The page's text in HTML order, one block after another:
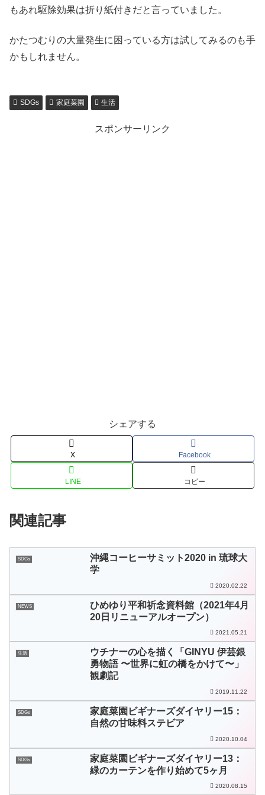
もあれ駆除効果は折り紙付きだと言っていました。
かたつむりの大量発生に困っている方は試してみるのも手
かもしれません。
SDGs 家庭菜園 生活
スポンサーリンク
シェアする
X Facebook
LINE コピー
関連記事
SDGs
沖縄コーヒーサミット2020 in 琉球大
学
2020.02.22
NEWS
ひめゆり平和祈念資料館（2021年4月
20日リニューアルオープン）
2021.05.21
生活
ウチナーの心を描く「GINYU 伊芸銀
勇物語 〜世界に虹の橋をかけて〜」
観劇記
2019.11.22
SDGs
家庭菜園ビギナーズダイヤリー15：
自然の甘味料ステビア
2020.10.04
SDGs
家庭菜園ビギナーズダイヤリー13：
緑のカーテンを作り始めて5ヶ月
2020.08.15